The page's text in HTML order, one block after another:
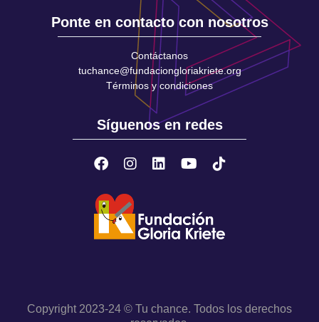
Ponte en contacto con nosotros
Contáctanos
tuchance@fundaciongloriakriete.org
Términos y condiciones
Síguenos en redes
Copyright 2023-24 © Tu chance. Todos los derechos